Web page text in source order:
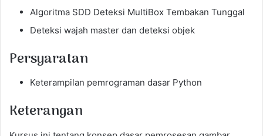
Algoritma SDD Deteksi MultiBox Tembakan Tunggal
Deteksi wajah master dan deteksi objek
Persyaratan
Keterampilan pemrograman dasar Python
Keterangan